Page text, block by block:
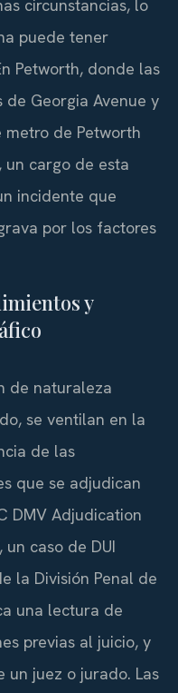
circunstancias, lo
puede tener
Petworth, donde las
Georgia Avenue y
metro de Petworth
cargo de esta
incidente que
por los factores
y
de naturaleza
se ventilan en la
de las
que se adjudican
DMV Adjudication
un caso de DUI
la División Penal de
una lectura de
previas al juicio, y
un juez o jurado. Las